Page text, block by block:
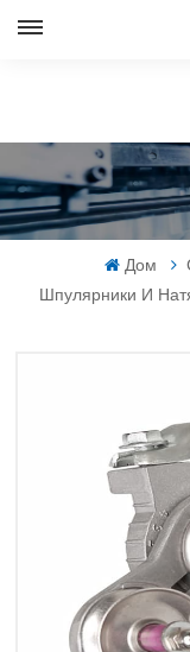
Русский
Español
Дом
Шпулярники И